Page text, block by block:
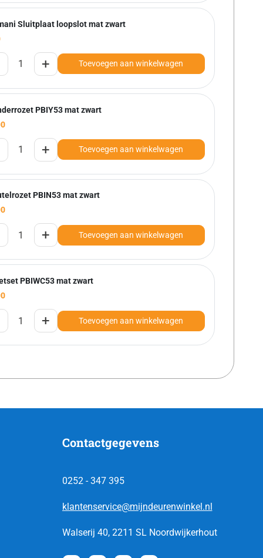
Sluitplaat loopslot mat zwart
+ Toevoegen aan winkelwagen
PBIY53 mat zwart
+ Toevoegen aan winkelwagen
PBIN53 mat zwart
+ Toevoegen aan winkelwagen
PBIWC53 mat zwart
+ Toevoegen aan winkelwagen
Contactgegevens
0252 - 347 395
klantenservice@mijndeurenwinkel.nl
Walserij 40, 2211 SL Noordwijkerhout